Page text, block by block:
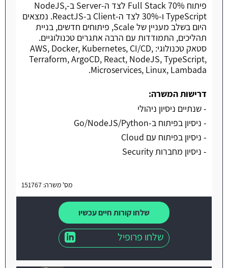
פיתוח Full Stack 70% לצד ה-Server ב-NodeJS,
TypeScript ו-30% לצד ה-Client ב-ReactJS. נמצאים
היום בשלב מעניין של Scale, פיתוחים חדשים, בניית
תהליכים, התמודדות עם הרבה אתגרים טכנולוגיים.
סטאק טכנולוגי: AWS, Docker, Kubernetes, CI/CD,
Terraform, ArgoCD, React, NodeJS, TypeScript,
Microservices, Linux, Lambada.
דרישות המשרה:
- שנתיים ניסיון ניהולי
- ניסיון בפיתוח ב-Go/NodeJS/Python
- ניסיון בפיתוח עם Cloud
- ניסיון מחברות Security
מס' משרה: 151767
שלחו קורות חיים עכשיו
שלחו פרופיל